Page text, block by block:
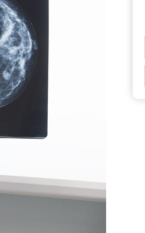
Toujours connectés :
comment le travail
sur nos soirées
stratégie simple aurait
changé la donne au Pays
basque
t-il dans le sud de la
France ?